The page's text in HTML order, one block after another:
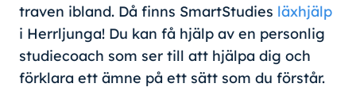
traven ibland. Då finns SmartStudies läxhjälp
i Herrljunga! Du kan få hjälp av en personlig
studiecoach som ser till att hjälpa dig och
förklara ett ämne på ett sätt som du förstår.